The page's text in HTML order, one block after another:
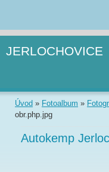
JERLOCHOVICE
Úvod » Fotoalbum »
obr.php.jpg
Autokemp